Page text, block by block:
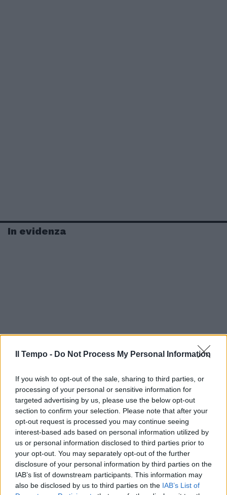
Il Tempo - Do Not Process My Personal Information
If you wish to opt-out of the sale, sharing to third parties, or
processing of your personal or sensitive information for
targeted advertising by us, please use the below opt-out
section to confirm your selection. Please note that after your
opt-out request is processed you may continue seeing
interest-based ads based on personal information utilized by
us or personal information disclosed to third parties prior to
your opt-out. You may separately opt-out of the further
disclosure of your personal information by third parties on the
IAB’s list of downstream participants. This information may
also be disclosed by us to third parties on the IAB’s List of
In evidenza